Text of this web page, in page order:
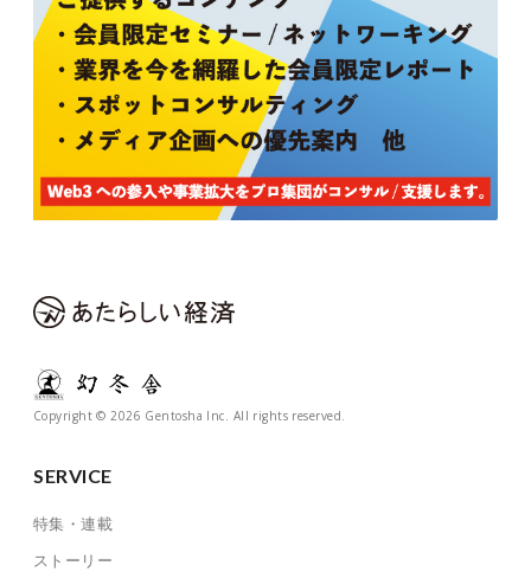
Copyright © 2026 Gentosha Inc. All rights reserved.
SERVICE
特集・連載
ストーリー